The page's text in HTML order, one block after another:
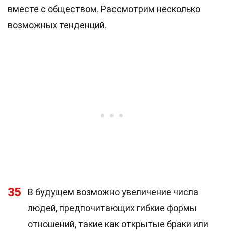
вместе с обществом. Рассмотрим несколько
возможных тенденций.
35
В будущем возможно увеличение числа
людей, предпочитающих гибкие формы
отношений, такие как открытые браки или